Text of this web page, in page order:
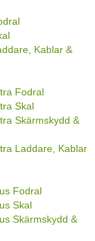
Kablar &
Fodral
Skal
Skärmskydd &
Laddare, Kablar
Fodral
Skal
Skärmskydd &